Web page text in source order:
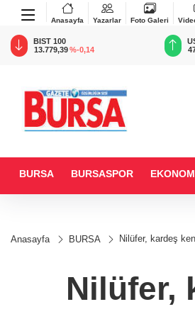
Anasayfa Yazarlar Foto Galeri
BIST 100
13.779,39%-0,14
BURSA BURSASPOR
Anasayfa BURSA Nilüfer, kardeş
Nilüfer,